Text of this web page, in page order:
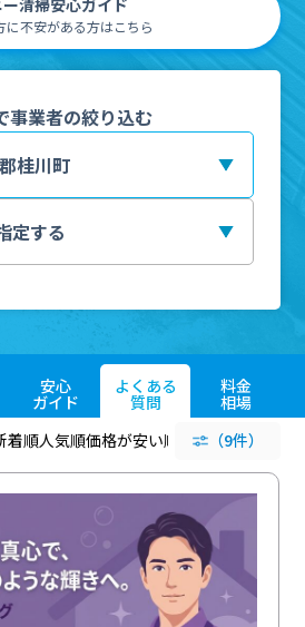
に不安がある方はこちら
事業者の絞り込む
安心
ガイド
よくある
質問
料金
相場
着順人気順価格が安い順 評価が高い順
（9件）